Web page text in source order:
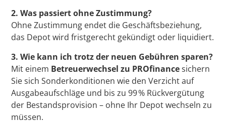
2. Was passiert ohne Zustimmung?
Ohne Zustimmung endet die Geschäftsbeziehung,
das Depot wird fristgerecht gekündigt oder liquidiert.
3. Wie kann ich trotz der neuen Gebühren sparen?
Mit einem Betreuerwechsel zu PROfinancesichern
Sie sich Sonderkonditionen wie den Verzicht auf
Ausgabeaufschläge und bis zu 99 % Rückvergütung
der Bestandsprovision – ohne Ihr Depot wechseln zu
müssen.